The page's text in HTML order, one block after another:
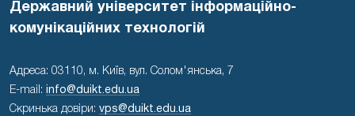
Державний університет інформаційно-
комунікаційних технологій
Адреса: 03110, м. Київ, вул. Солом'янська, 7
E-mail:
info@duikt.edu.ua
Скринька довіри: vps@duikt.edu.ua